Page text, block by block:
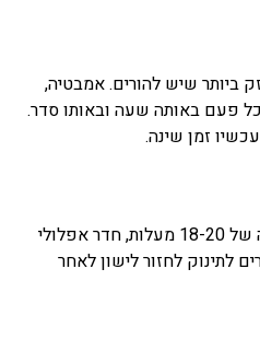
ביותר שיש להורים. אמבטיה,
כל פעם באותה שעה ובאותו סדר.
זמן שינה.
תנאי שינה אידיאלים: טמפרטורה של 18-20 מעלות, חדר אפלולי
לתינוק לחזור לישון לאחר